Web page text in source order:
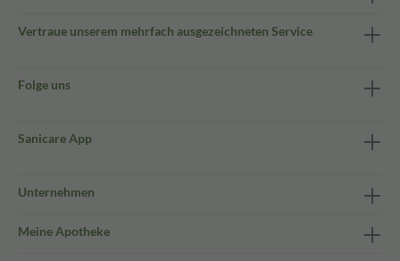
Vertraue unserem mehrfach ausgezeichneten Service
Folge uns
Sanicare App
Unternehmen
Meine Apotheke